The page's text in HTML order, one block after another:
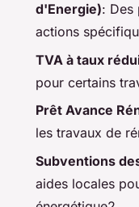
d'Energie): Des
actions
TVA à taux
pour certains
Prêt Avance
les travaux de
Subventions
aides locales